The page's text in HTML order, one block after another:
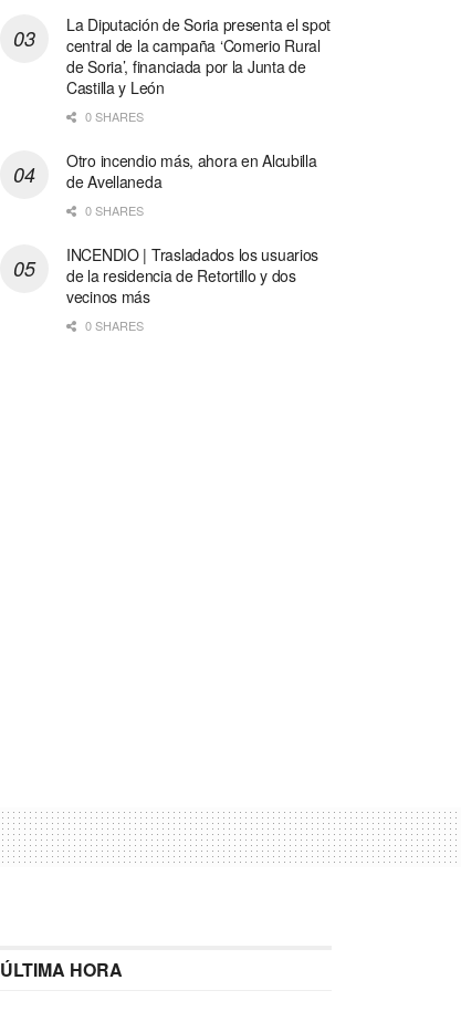
La Diputación de Soria presenta el spot
central de la campaña ‘Comerio Rural
de Soria’, financiada por la Junta de
Castilla y León
0 SHARES
Otro incendio más, ahora en Alcubilla
de Avellaneda
0 SHARES
INCENDIO | Trasladados los usuarios
de la residencia de Retortillo y dos
vecinos más
0 SHARES
ÚLTIMA HORA